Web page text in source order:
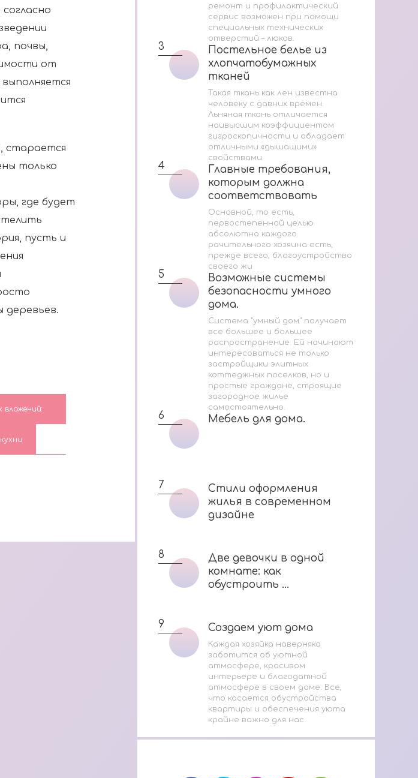
почвы,
от
старается
только
где будет
пусть и
деревьев.
ремонт и профилактический
сервис возможен при помощи
специальных технических
отверстий – люков.
3
Постельное белье из
хлопчатобумажных
тканей
Постельное белье из
хлопчатобумажных
тканей
Такая ткань как лен известна
человеку с давних времен.
Льняная ткань отличается
наивысшим коэффициентом
гигроскопичности и обладает
отличными «дышащими»
свойствами.
4
Главные требования,
которым должна
соответствовать
любая качественная ...
Главные требования,
которым должна
соответствовать
любая качественная ...
Основной, то есть,
первостепенной целью
абсолютно каждого
рачительного хозяина есть,
прежде всего, благоустройство
своего жи
5
Возможные системы
безопасности умного
дома.
Возможные системы
безопасности умного
дома.
Система "умный дом" получает
все большее и большее
распространение. Ей начинают
интересоваться не только
застройщики элитных
коттеджных поселков, но и
простые граждане, строящие
загородное жилье
самостоятельно.
6 Мебель для дома.
Мебель для дома.
7
Стили оформления
жилья в современном
дизайне
Стили оформления
жилья в современном
дизайне
8
Две девочки в одной
комнате: как
обустроить ...
Две девочки в одной
комнате: как
обустроить ...
9 Создаем уют дома
Создаем уют дома
Каждая хозяйка наверняка
заботится об уютной
атмосфере, красивом
интерьере и благодатной
атмосфере в своем доме. Все,
что касается обустройства
квартиры и обеспечения уюта
крайне важно для нас.